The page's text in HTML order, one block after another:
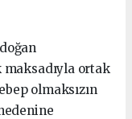
ortak
olmaksızın